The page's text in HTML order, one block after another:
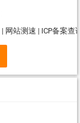
| 网站测速 | ICP备案查